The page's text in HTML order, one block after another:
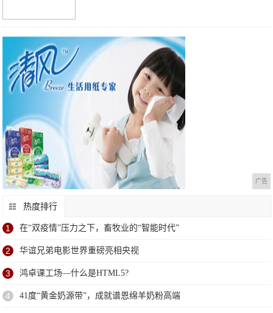
广告
热度排行
1 在“双疫情”压力之下，畜牧业的“智能时代”
2 华谊兄弟电影世界重磅亮相央视
3 鸿卓课工场—什么是HTML5?
4 41度“黄金奶源带”，成就谱恩绵羊奶粉高端